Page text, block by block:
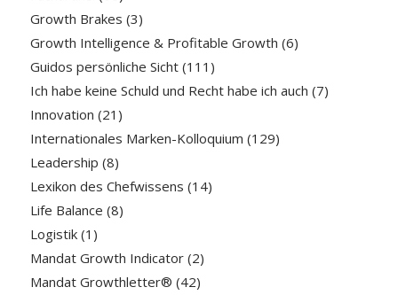
Growth Brakes (3)
Growth Intelligence & Profitable Growth (6)
Guidos persönliche Sicht(111)
Ich habe keine Schuld und Recht habe ich auch (7)
Innovation (21)
Internationales Marken-Kolloquium (129)
Leadership (8)
Lexikon des Chefwissens (14)
Life Balance (8)
Logistik(1)
Mandat Growth Indicator(2)
Mandat Growthletter® (42)